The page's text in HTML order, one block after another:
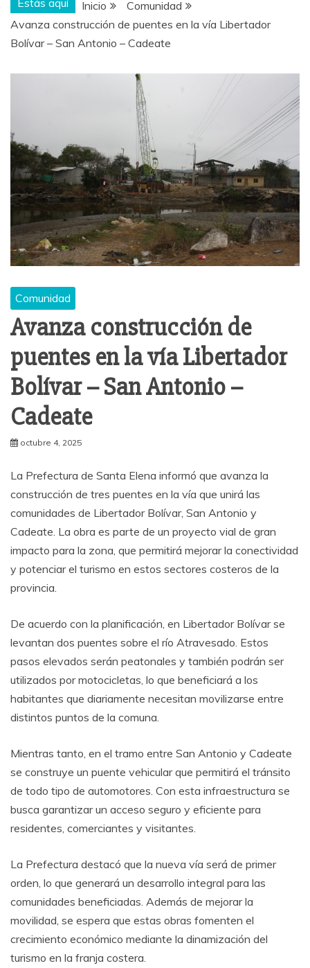
Inicio
Comunidad
Avanza construcción de puentes en la vía Libertador
Bolívar – San Antonio – Cadeate
Comunidad
Avanza construcción de
puentes en la vía Libertador
Bolívar – San Antonio –
Cadeate
octubre 4, 2025
La Prefectura de Santa Elena informó que avanza la
construcción de tres puentes en la vía que unirá las
comunidades de Libertador Bolívar, San Antonio y
Cadeate. La obra es parte de un proyecto vial de gran
impacto para la zona, que permitirá mejorar la conectividad
y potenciar el turismo en estos sectores costeros de la
provincia.
De acuerdo con la planificación, en Libertador Bolívar se
levantan dos puentes sobre el río Atravesado. Estos
pasos elevados serán peatonales y también podrán ser
utilizados por motocicletas, lo que beneficiará a los
habitantes que diariamente necesitan movilizarse entre
distintos puntos de la comuna.
Mientras tanto, en el tramo entre San Antonio y Cadeate
se construye un puente vehicular que permitirá el tránsito
de todo tipo de automotores. Con esta infraestructura se
busca garantizar un acceso seguro y eficiente para
residentes, comerciantes y visitantes.
La Prefectura destacó que la nueva vía será de primer
orden, lo que generará un desarrollo integral para las
comunidades beneficiadas. Además de mejorar la
movilidad, se espera que estas obras fomenten el
crecimiento económico mediante la dinamización del
turismo en la franja costera.